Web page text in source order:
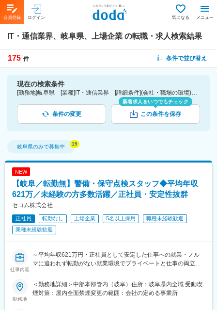
会員登録 ログイン 気になる メニュー
IT・通信業界、岐阜県、上場企業 の転職・求人検索結果
175 件 条件で並び替え
現在の検索条件
[勤務地]岐阜県 [業種]IT・通信業界 [詳細条件](会社・職場の環境)上場企業
条件の変更
新着求人をいつでもチェック
この条件を保存
岐阜県のみで募集中
NEW
【岐阜／転勤無】警備・保守点検スタッフ◆平均年収
621万／未経験の方多数活躍／正社員・安定性抜群
セコム株式会社
正社員 転勤なし 上場企業 5名以上採用
職種未経験歓迎
業種未経験歓迎
仕事内容
～平均年収621万円・正社員として安定した仕事への就業・ノル
マに追われず転勤がない就業環境でプライベートと仕事の両立が
■業務概要
勤務地
＜勤務地詳細＞中部本部管内（岐阜）住所：岐阜県内全域 受動喫
煙対策：屋内全面禁煙変更の範囲：会社の定める事業所